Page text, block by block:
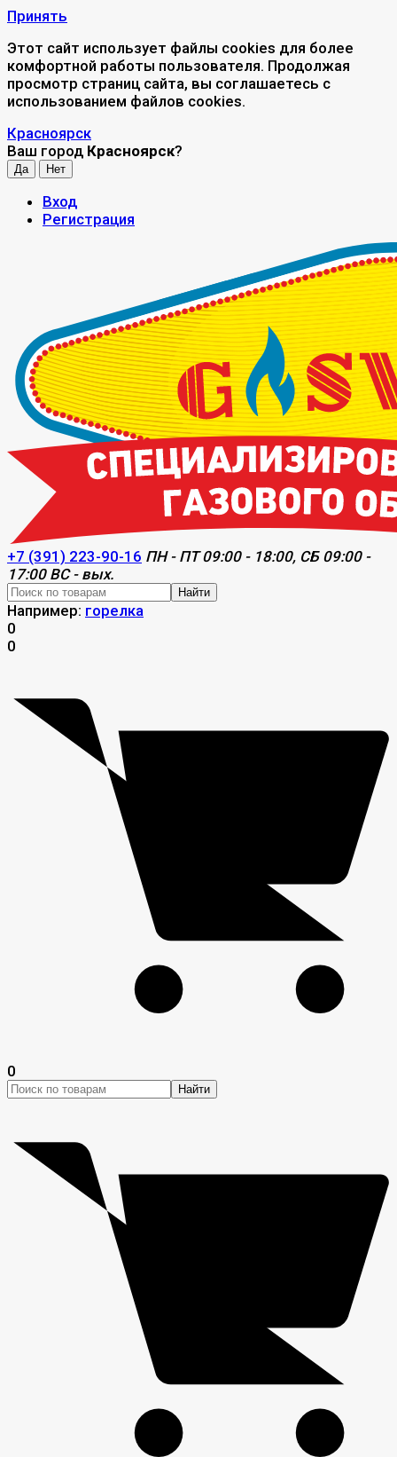
Принять
Этот сайт использует файлы cookies для более
комфортной работы пользователя. Продолжая
просмотр страниц сайта, вы соглашаетесь с
использованием файлов cookies.
Красноярск
Ваш город Красноярск?
Вход
Регистрация
+7 (391) 223-90-16 ПН - ПТ 09:00 - 18:00, СБ 09:00 -
17:00 ВС - вых.
Найти
Например: горелка
0
0
0
Найти